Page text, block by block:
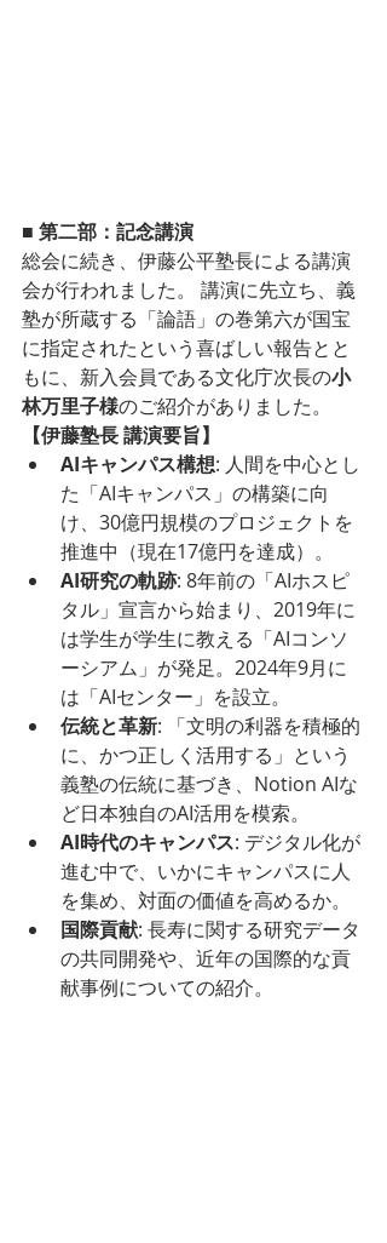
■ 第二部：記念講演
総会に続き、伊藤公平塾長による講演
会が行われました。 講演に先立ち、義
塾が所蔵する「論語」の巻第六が国宝
に指定されたという喜ばしい報告とと
もに、新入会員である文化庁次長の小
林万里子様のご紹介がありました。
【伊藤塾長 講演要旨】
AIキャンパス構想: 人間を中心とし
た「AIキャンパス」の構築に向
け、30億円規模のプロジェクトを
推進中（現在17億円を達成）。
AI研究の軌跡: 8年前の「AIホスピ
タル」宣言から始まり、2019年に
は学生が学生に教える「AIコンソ
ーシアム」が発足。2024年9月に
は「AIセンター」を設立。
伝統と革新: 「文明の利器を積極的
に、かつ正しく活用する」という
義塾の伝統に基づき、Notion AIな
ど日本独自のAI活用を模索。
AI時代のキャンパス: デジタル化が
進む中で、いかにキャンパスに人
を集め、対面の価値を高めるか。
国際貢献: 長寿に関する研究データ
の共同開発や、近年の国際的な貢
献事例についての紹介。